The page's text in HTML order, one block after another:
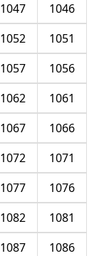
1046
1047
1051
1052
1056
1057
1061
1062
1066
1067
1071
1072
1076
1077
1081
1082
1086
1087